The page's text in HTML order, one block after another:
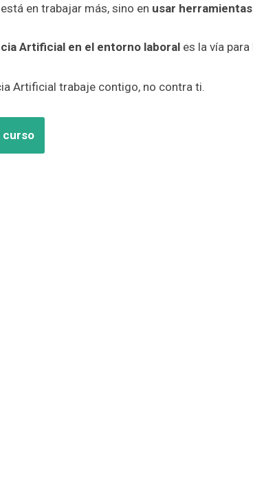
en trabajar más, sino en usar
Artificial en el entorno laboral es la vía
Artificial trabaje contigo, no contra ti.
curso